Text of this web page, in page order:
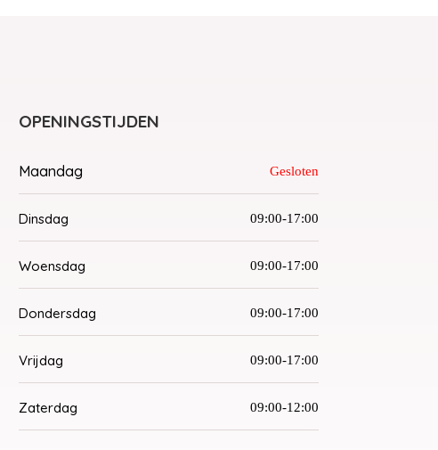
OPENINGSTIJDEN
Maandag Gesloten
Dinsdag 09:00-17:00
Woensdag 09:00-17:00
Dondersdag 09:00-17:00
Vrijdag 09:00-17:00
Zaterdag 09:00-12:00